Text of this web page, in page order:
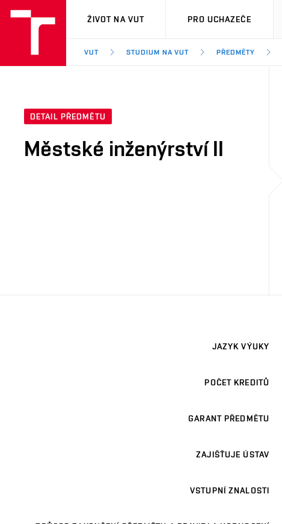
VUT
ŽIVOT NA VUT PRO UCHAZEČE
VUT STUDIUM NA VUT PŘEDMĚTY
DETAIL PŘEDMĚTU
Městské inženýrství II
JAZYK VÝUKY
POČET KREDITŮ
GARANT PŘEDMĚTU
ZAJIŠŤUJE ÚSTAV
VSTUPNÍ ZNALOSTI